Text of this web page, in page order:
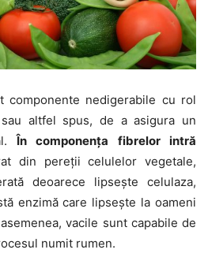
componente nedigerabile cu rol
altfel spus, de a asigura un
În componența fibrelor intră
din pereții celulelor vegetale,
deoarece lipsește celulaza,
enzimă care lipsește la oameni
vacile sunt capabile de
numit rumen.